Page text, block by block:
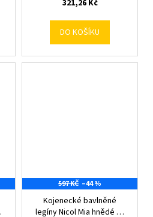
321,26 Kč
DO KOŠÍKU
597 KČ –44 %
Kojenecké bavlněné
legíny Nicol Mia hnědé 62